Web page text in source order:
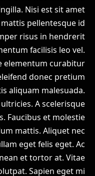
Nisi est sit amet
pellentesque id
risus in hendrerit
facilisis leo vel.
elementum curabitur
donec pretium
aliquam malesuada.
A scelerisque
Faucibus et molestie
mattis. Aliquet nec
eget felis eget. Ac
et tortor at. Vitae
Sapien eget mi